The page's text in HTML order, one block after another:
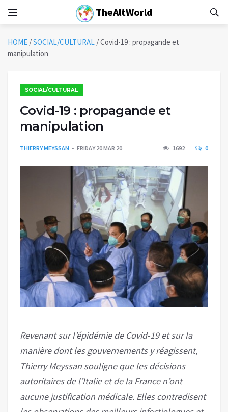
TheAltWorld
HOME /SOCIAL/CULTURAL /Covid-19 : propagande et
manipulation
SOCIAL/CULTURAL
Covid-19 : propagande et
manipulation
THIERRY MEYSSAN FRIDAY 20 MAR 20 1692 0
Revenant sur l’épidémie de Covid-19 et sur la
manière dont les gouvernements y réagissent,
Thierry Meyssan souligne que les décisions
autoritaires de l’Italie et de la France n’ont
aucune justification médicale. Elles contredisent